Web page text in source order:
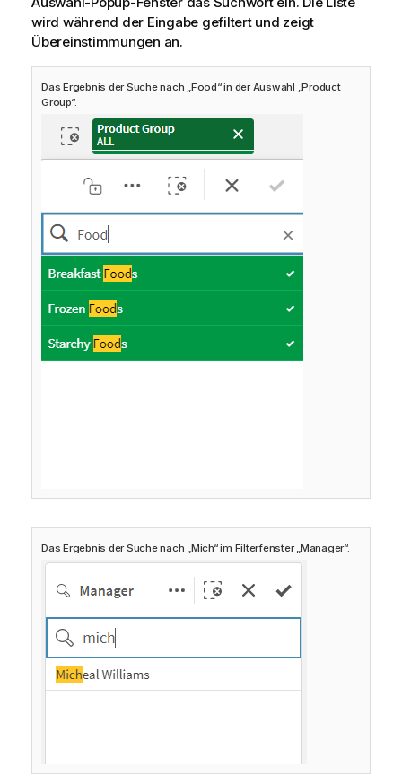
wird während der Eingabe gefiltert und zeigt
Übereinstimmungen an.
Das Ergebnis der Suche nach „Food“ in der Auswahl „Product
Group“.
Das Ergebnis der Suche nach „Mich“ im Filterfenster „Manager“.